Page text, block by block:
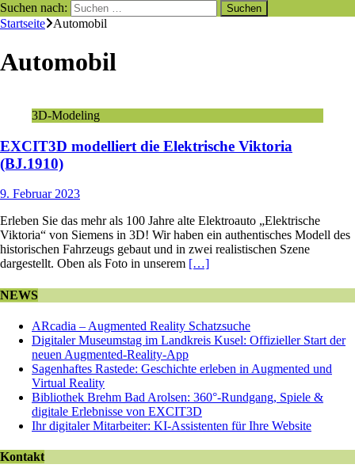
Suchen nach:
Startseite
Automobil
Automobil
3D-Modeling
EXCIT3D modelliert die Elektrische Viktoria
(BJ.1910)
9. Februar 2023
Erleben Sie das mehr als 100 Jahre alte Elektroauto „Elektrische
Viktoria“ von Siemens in 3D! Wir haben ein authentisches Modell des
historischen Fahrzeugs gebaut und in zwei realistischen Szene
dargestellt. Oben als Foto in unserem […]
NEWS
ARcadia – Augmented Reality Schatzsuche
Digitaler Museumstag im Landkreis Kusel: Offizieller Start der
neuen Augmented-Reality-App
Sagenhaftes Rastede: Geschichte erleben in Augmented und
Virtual Reality
Bibliothek Brehm Bad Arolsen: 360°-Rundgang, Spiele &
digitale Erlebnisse von EXCIT3D
Ihr digitaler Mitarbeiter: KI-Assistenten für Ihre Website
Kontakt